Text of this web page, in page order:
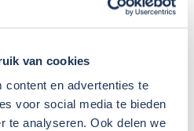
van cookies
content en advertenties te
voor social media te bieden
te analyseren. Ook delen we